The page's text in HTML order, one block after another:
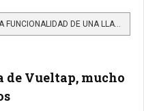
LEER MÁS…CROSSCONTACT LX25: LA FUNCIONALIDAD DE UNA LLANTA QUE LLEVA LA EXPERIENCIA DE CONDUCCIÓN A OTRO...
de Vueltap, mucho